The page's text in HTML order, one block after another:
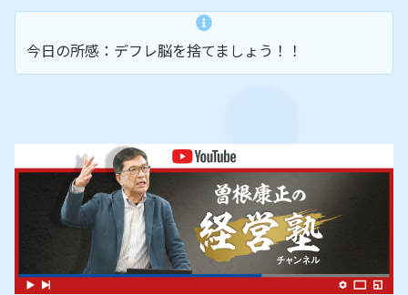
今日の所感：デフレ脳を捨てましょう！！